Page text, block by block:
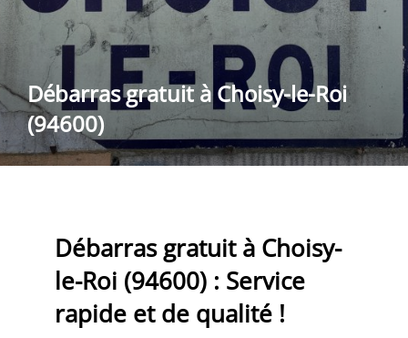
Débarras gratuit à Choisy-le-Roi
(94600)
Débarras gratuit à Choisy-
le-Roi (94600) : Service
rapide et de qualité !